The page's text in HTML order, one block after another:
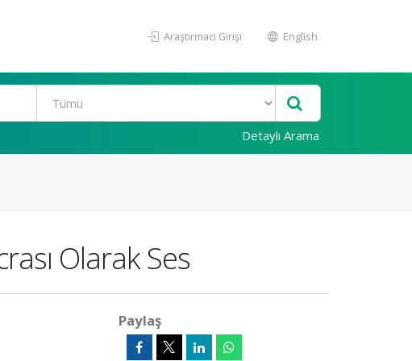
Araştırmacı Girişi English
Detaylı Arama
Olarak Ses
Paylaş